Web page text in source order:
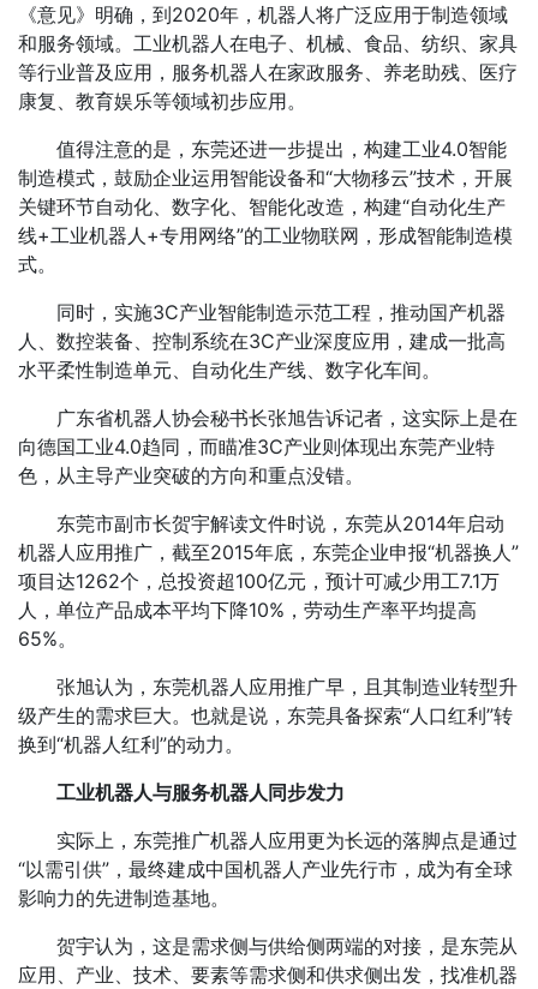
《意见》明确，到2020年，机器人将广泛应用于制造领域
和服务领域。工业机器人在电子、机械、食品、纺织、家具
等行业普及应用，服务机器人在家政服务、养老助残、医疗
康复、教育娱乐等领域初步应用。
值得注意的是，东莞还进一步提出，构建工业4.0智能
制造模式，鼓励企业运用智能设备和“大物移云”技术，开展
关键环节自动化、数字化、智能化改造，构建“自动化生产
线+工业机器人+专用网络”的工业物联网，形成智能制造模
式。
同时，实施3C产业智能制造示范工程，推动国产机器
人、数控装备、控制系统在3C产业深度应用，建成一批高
水平柔性制造单元、自动化生产线、数字化车间。
广东省机器人协会秘书长张旭告诉记者，这实际上是在
向德国工业4.0趋同，而瞄准3C产业则体现出东莞产业特
色，从主导产业突破的方向和重点没错。
东莞市副市长贺宇解读文件时说，东莞从2014年启动
机器人应用推广，截至2015年底，东莞企业申报“机器换人”
项目达1262个，总投资超100亿元，预计可减少用工7.1万
人，单位产品成本平均下降10%，劳动生产率平均提高
65%。
张旭认为，东莞机器人应用推广早，且其制造业转型升
级产生的需求巨大。也就是说，东莞具备探索“人口红利”转
换到“机器人红利”的动力。
工业机器人与服务机器人同步发力
实际上，东莞推广机器人应用更为长远的落脚点是通过
“以需引供”，最终建成中国机器人产业先行市，成为有全球
影响力的先进制造基地。
贺宇认为，这是需求侧与供给侧两端的对接，是东莞从
应用、产业、技术、要素等需求侧和供求侧出发，找准机器